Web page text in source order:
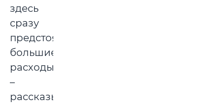
здесь
сразу
предстоят
большие
расходы,
–
рассказывает